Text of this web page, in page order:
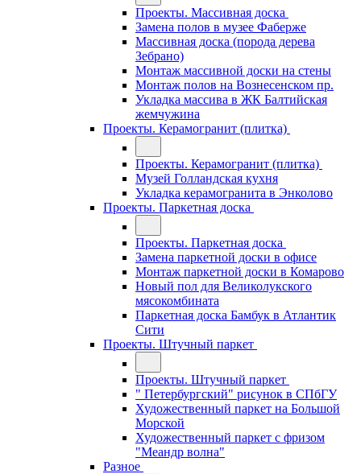
Проекты. Массивная доска
Замена полов в музее Фаберже
Массивная доска (порода дерева
Зебрано)
Монтаж массивной доски на стены
Монтаж полов на Вознесенском пр.
Укладка массива в ЖК Балтийская
жемчужина
Проекты. Керамогранит (плитка)
Проекты. Керамогранит (плитка)
Музей Голландская кухня
Укладка керамогранита в Энколово
Проекты. Паркетная доска
Проекты. Паркетная доска
Замена паркетной доски в офисе
Монтаж паркетной доски в Комарово
Новый пол для Великолукского
мясокомбината
Паркетная доска Бамбук в Атлантик
Сити
Проекты. Штучный паркет
Проекты. Штучный паркет
" Петербургский" рисунок в СПбГУ
Художественный паркет на Большой
Морской
Художественный паркет с фризом
"Меандр волна"
Разное